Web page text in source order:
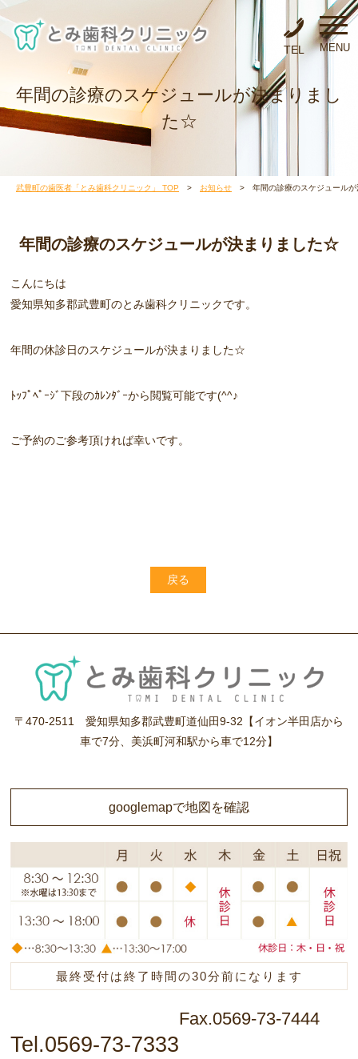
MENU
TEL
年間の診療のスケジュールが決まりまし
た☆
武豊町の歯医者「とみ歯科クリニック」 TOP > お知らせ > 年間の診療のスケジュール
年間の診療のスケジュールが決まりました☆
こんにちは
愛知県知多郡武豊町のとみ歯科クリニックです。
年間の休診日のスケジュールが決まりました☆
ﾄｯﾌﾟﾍﾟｰｼﾞ下段のｶﾚﾝﾀﾞｰから閲覧可能です(^^♪
ご予約のご参考頂ければ幸いです。
戻る
〒470-2511 愛知県知多郡武豊町道仙田9-32【イオン半田店から
車で7分、美浜町河和駅から車で12分】
googlemapで地図を確認
最終受付は終了時間の30分前になります
Tel.0569-73-7333
Fax.0569-73-7444